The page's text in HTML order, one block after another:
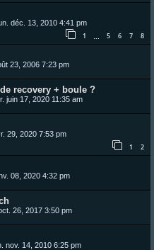
déc. 13, 2010 4:41 pm
1 5 6 7 8
23, 2006 7:23 pm
recovery + boule ?
juin 17, 2020 11:35 am
29, 2020 7:53 pm
1 2
08, 2020 4:32 pm
26, 2017 3:50 pm
nov. 14, 2010 6:25 pm